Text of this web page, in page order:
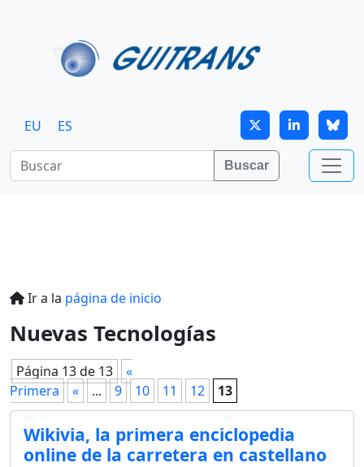
EU ES
Buscar
Ir a la página de inicio
Nuevas Tecnologías
Página 13 de 13
«
Primera
« ... 9 10 11 12 13
Wikivia, la primera enciclopedia
online de la carretera en castellano